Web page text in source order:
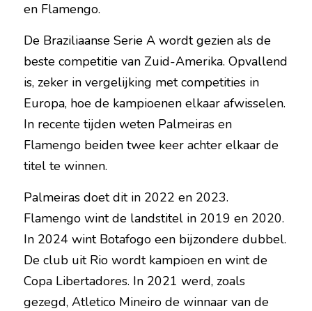
en Flamengo.
De Braziliaanse Serie A wordt gezien als de
beste competitie van Zuid-Amerika. Opvallend
is, zeker in vergelijking met competities in
Europa, hoe de kampioenen elkaar afwisselen.
In recente tijden weten Palmeiras en
Flamengo beiden twee keer achter elkaar de
titel te winnen.
Palmeiras doet dit in 2022 en 2023.
Flamengo wint de landstitel in 2019 en 2020.
In 2024 wint Botafogo een bijzondere dubbel.
De club uit Rio wordt kampioen en wint de
Copa Libertadores. In 2021 werd, zoals
gezegd, Atletico Mineiro de winnaar van de